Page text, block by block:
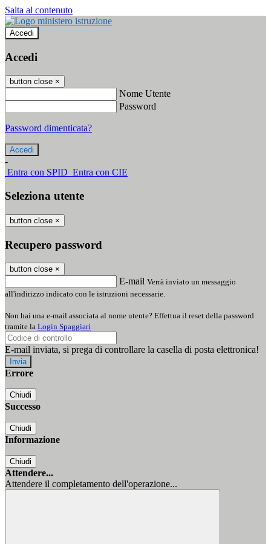
Salta al contenuto
Accedi
Accedi
button close ×
Nome Utente
Password
Password dimenticata?
-
Entra con SPID Entra con CIE
Seleziona utente
button close ×
Recupero password
button close ×
E-mail Verrà inviato un messaggio
all'indirizzo indicato con le istruzioni necessarie.
Non hai una e-mail associata al nome utente? Effettua il reset della password
tramite la Login Spaggiari
E-mail inviata, si prega di controllare la casella di posta elettronica!
Errore
Chiudi
Successo
Chiudi
Informazione
Chiudi
Attendere...
Attendere il completamento dell'operazione...